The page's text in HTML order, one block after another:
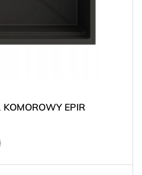
EPIR